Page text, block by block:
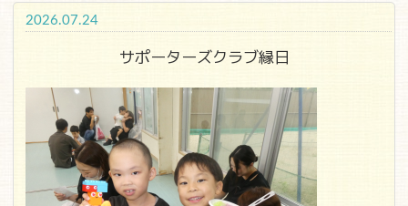
2026.07.24
サポーターズクラブ縁日